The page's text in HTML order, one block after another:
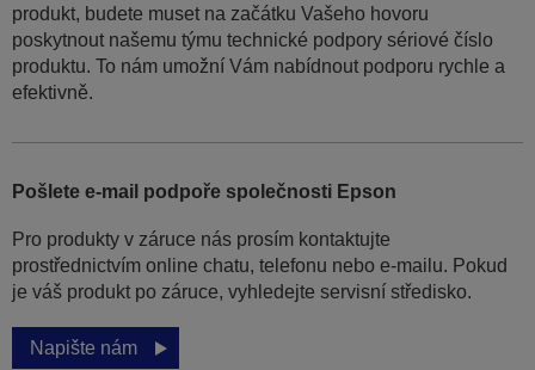
produkt, budete muset na začátku Vašeho hovoru
poskytnout našemu týmu technické podpory sériové číslo
produktu. To nám umožní Vám nabídnout podporu rychle a
efektivně.
Pošlete e-mail podpoře společnosti Epson
Pro produkty v záruce nás prosím kontaktujte
prostřednictvím online chatu, telefonu nebo e-mailu. Pokud
je váš produkt po záruce, vyhledejte servisní středisko.
Napište nám